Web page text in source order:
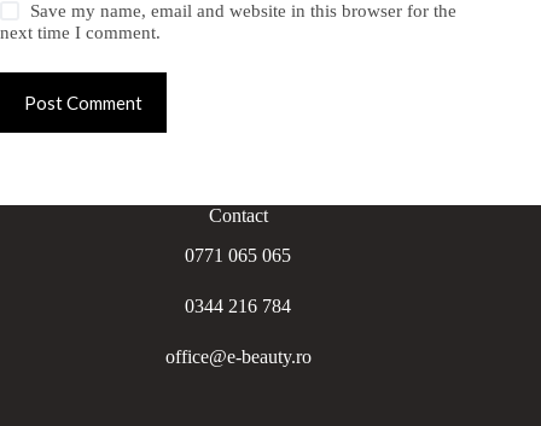
Save my name, email and website in this browser for the
next time I comment.
Post Comment
Contact
0771 065 065
0344 216 784
office@e-beauty.ro